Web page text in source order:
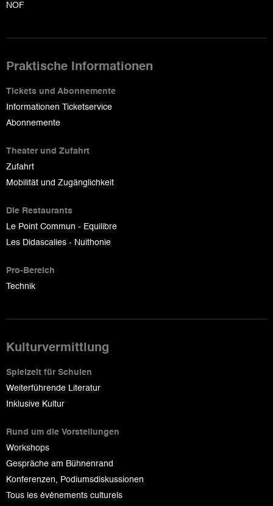
NOF
Praktische Informationen
Tickets und Abonnemente
Informationen Ticketservice
Abonnemente
Theater und Zufahrt
Zufahrt
Mobilität und Zugänglichkeit
Die Restaurants
Le Point Commun - Equilibre
Les Didascalies - Nuithonie
Pro-Bereich
Technik
Kulturvermittlung
Spielzeit für Schulen
Weiterführende Literatur
Inklusive Kultur
Rund um die Vorstellungen
Workshops
Gespräche am Bühnenrand
Konferenzen, Podiumsdiskussionen
Tous les événements culturels